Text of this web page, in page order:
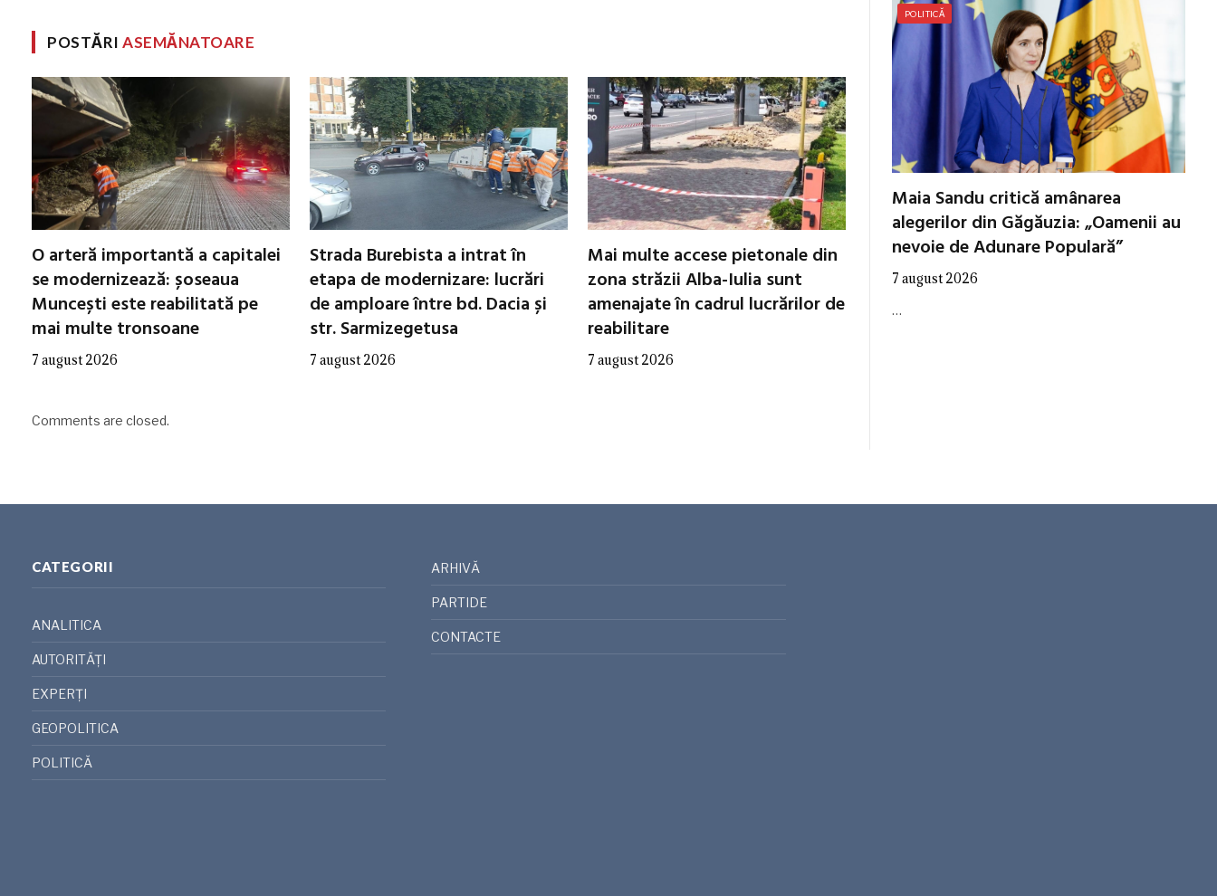
POSTĂRIASEMĂNATOARE
O arteră importantă a capitalei
se modernizează: șoseaua
Muncești este reabilitată pe
mai multe tronsoane
7 august 2026
Strada Burebista a intrat în
etapa de modernizare: lucrări
de amploare între bd. Dacia și
str. Sarmizegetusa
7 august 2026
Mai multe accese pietonale din
zona străzii Alba-Iulia sunt
amenajate în cadrul lucrărilor de
reabilitare
7 august 2026
Comments are closed.
POLITICĂ
Maia Sandu critică amânarea
alegerilor din Găgăuzia: „Oamenii au
nevoie de Adunare Populară”
7 august 2026
…
CATEGORII
ANALITICA
AUTORITĂȚI
EXPERȚI
GEOPOLITICA
POLITICĂ
ARHIVĂ
PARTIDE
CONTACTE